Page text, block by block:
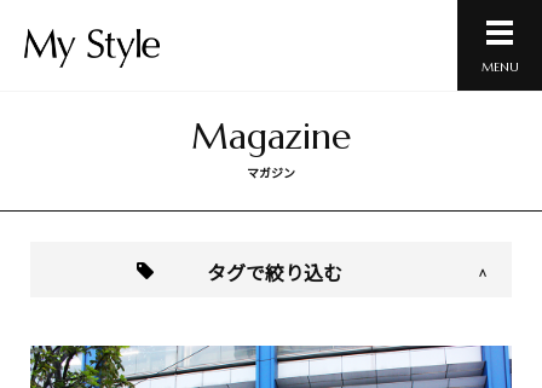
MENU
Magazine
マガジン
タグで絞り込む